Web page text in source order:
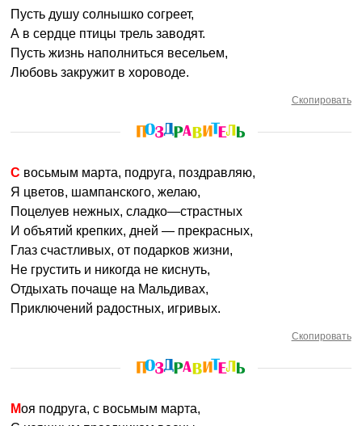
Пусть душу солнышко согреет,
А в сердце птицы трель заводят.
Пусть жизнь наполниться весельем,
Любовь закружит в хороводе.
Скопировать
С восьмым марта, подруга, поздравляю,
Я цветов, шампанского, желаю,
Поцелуев нежных, сладко—страстных
И объятий крепких, дней — прекрасных,
Глаз счастливых, от подарков жизни,
Не грустить и никогда не киснуть,
Отдыхать почаще на Мальдивах,
Приключений радостных, игривых.
Скопировать
Моя подруга, с восьмым марта,